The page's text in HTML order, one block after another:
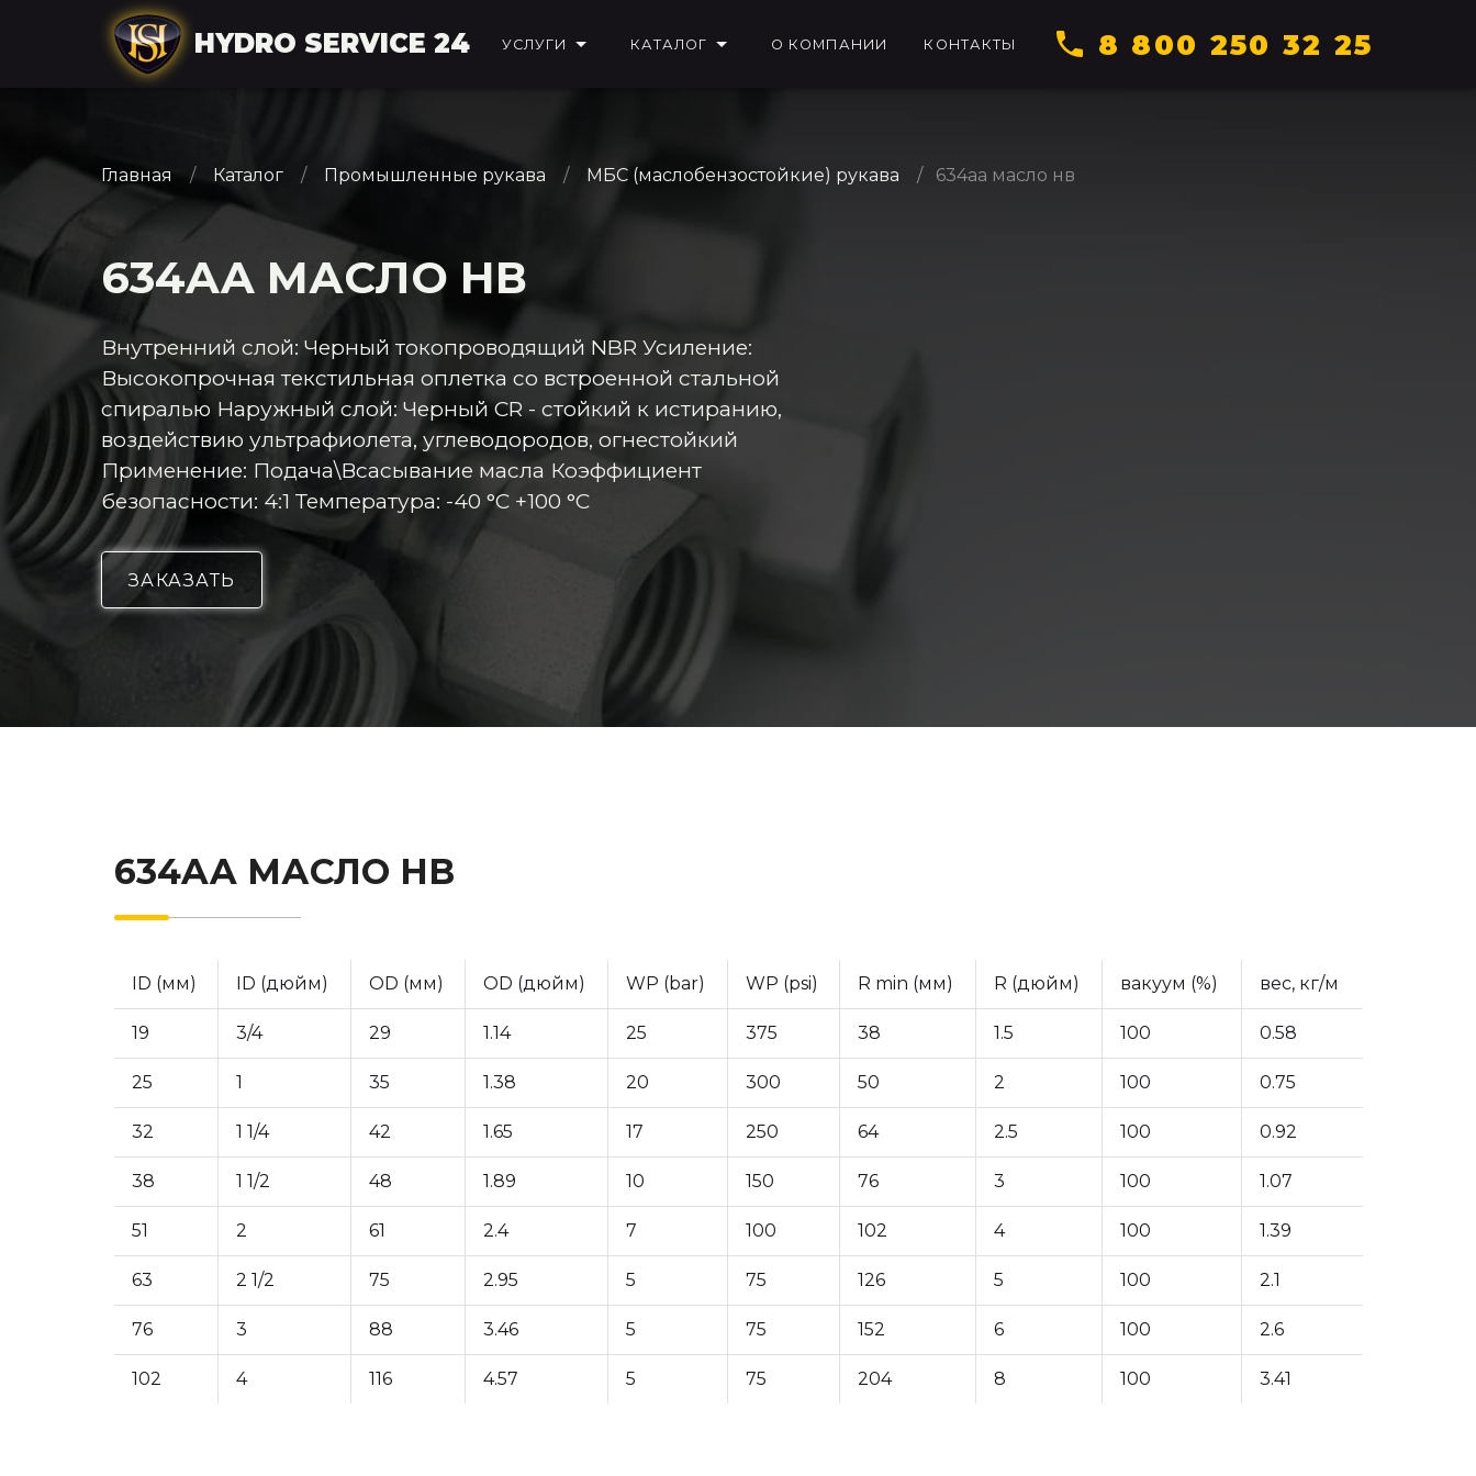
HYDRO SERVICE 24 УСЛУГИ КАТАЛОГ О КОМПАНИИ КОНТАКТЫ 8 800 250 32 25
Главная Каталог Промышленные рукава МБС (маслобензостойкие) рукава 634aa масло нв
634AA МАСЛО НВ
Внутренний слой: Черный токопроводящий NBR Усиление:
Высокопрочная текстильная оплетка со встроенной стальной
спиралью Наружный слой: Черный CR - стойкий к истиранию,
воздействию ультрафиолета, углеводородов, огнестойкий
Применение: Подача\Всасывание масла Коэффициент
безопасности: 4:1 Температура: -40 °C +100 °C
ЗАКАЗАТЬ
634AA МАСЛО НВ
ID (мм) ID (дюйм) OD (мм) OD (дюйм) WP (bar) WP (psi) R min (мм) R (дюйм) вакуум (%) вес, кг/м
19 3/4 29 1.14 25 375 38 1.5 100 0.58
25 1 35 1.38 20 300 50 2 100 0.75
32 1 1/4 42 1.65 17 250 64 2.5 100 0.92
38 1 1/2 48 1.89 10 150 76 3 100 1.07
51 2 61 2.4 7 100 102 4 100 1.39
63 2 1/2 75 2.95 5 75 126 5 100 2.1
76 3 88 3.46 5 75 152 6 100 2.6
102 4 116 4.57 5 75 204 8 100 3.41